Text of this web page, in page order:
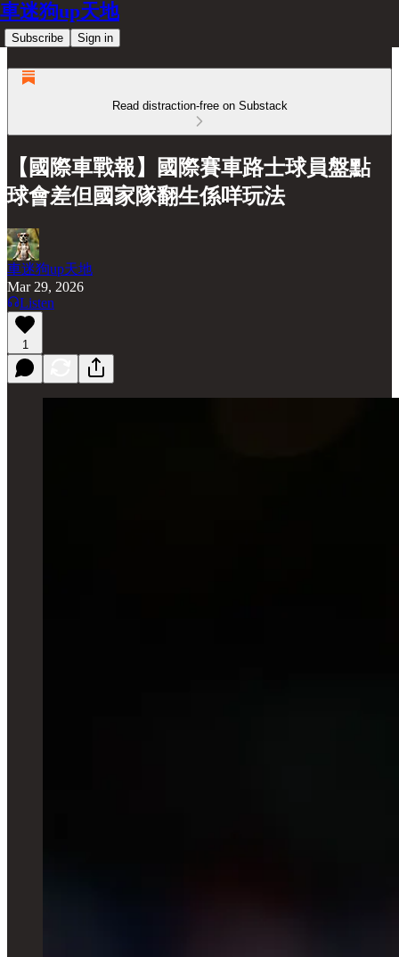
車迷狗up天地
Subscribe Sign in
Read distraction-free on Substack
【國際車戰報】國際賽車路士球員盤點
球會差但國家隊翻生係咩玩法
車迷狗up天地
Mar 29, 2026
Listen
1